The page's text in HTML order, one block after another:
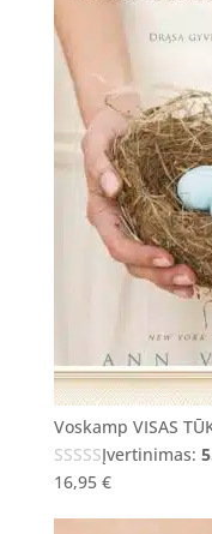
Voskamp VISAS
Įvertinimas:
16,95 €